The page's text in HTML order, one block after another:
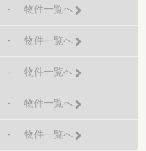
- 物件一覧へ
- 物件一覧へ
- 物件一覧へ
- 物件一覧へ
- 物件一覧へ